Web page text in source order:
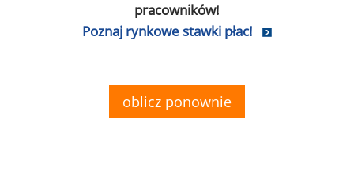
pracowników!
Poznaj rynkowe stawki płac!
oblicz ponownie